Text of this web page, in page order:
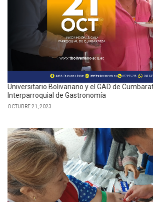
Universitario Bolivariano y el GAD de
Interparroquial de Gastronomía
OCTUBRE 21, 2023